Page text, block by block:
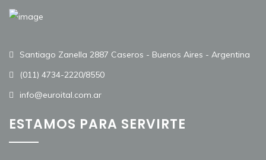
Santiago Zanella 2887 Caseros - Buenos Aires - Argentina
(011) 4734-2220/8550
info@euroital.com.ar
ESTAMOS PARA SERVIRTE